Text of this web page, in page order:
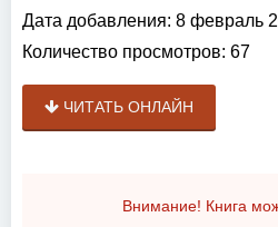
Дата добавления: 8 февраль
Количество просмотров: 67
ЧИТАТЬ ОНЛАЙН
Внимание! Книга